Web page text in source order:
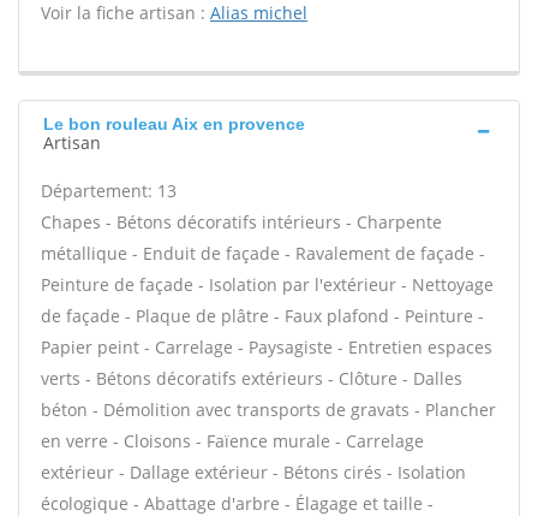
Voir la fiche artisan : Alias michel
Le bon rouleau Aix en provence
Artisan
Département: 13
Chapes - Bétons décoratifs intérieurs - Charpente
métallique - Enduit de façade - Ravalement de façade -
Peinture de façade - Isolation par l'extérieur - Nettoyage
de façade - Plaque de plâtre - Faux plafond - Peinture -
Papier peint - Carrelage - Paysagiste - Entretien espaces
verts - Bétons décoratifs extérieurs - Clôture - Dalles
béton - Démolition avec transports de gravats - Plancher
en verre - Cloisons - Faïence murale - Carrelage
extérieur - Dallage extérieur - Bétons cirés - Isolation
écologique - Abattage d'arbre - Élagage et taille -